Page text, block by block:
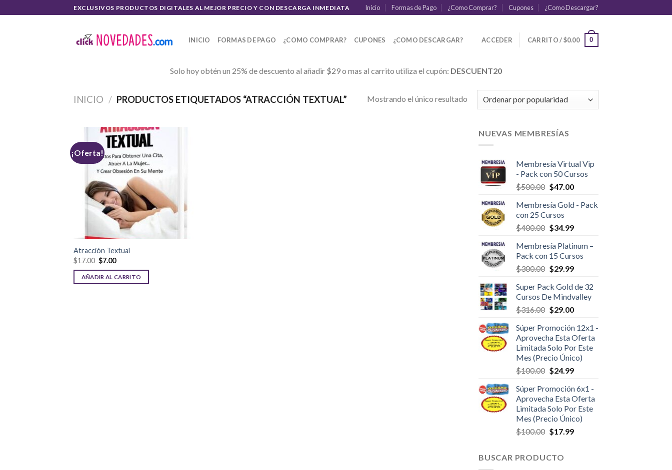
to
EXCLUSIVOS PRODUCTOS DIGITALES AL MEJOR PRECIO Y CON DESCARGA INMEDIATA Inicio Formas de Pago ¿Como Comprar? Cupones ¿Como Descargar?
INICIO FORMAS DE PAGO ¿COMO COMPRAR? CUPONES ¿COMO DESCARGAR? ACCEDER CARRITO /$0.00 0
Solo hoy obtén un 25% de descuento al añadir $29 o mas al carrito utiliza el cupón: DESCUENT20
INICIO / PRODUCTOS ETIQUETADOS “ATRACCIÓN TEXTUAL” Mostrando el único resultado
¡Oferta!
Atracción Textual
$17.00 $7.00
AÑADIR AL CARRITO
NUEVAS MEMBRESÍAS
Membresía Virtual Vip
- Pack con 50 Cursos
$500.00 $47.00
Membresía Gold - Pack
con 25 Cursos
$400.00 $34.99
Membresía Platinum –
Pack con 15 Cursos
$300.00 $29.99
Super Pack Gold de 32
Cursos De Mindvalley
$316.00 $29.00
Súper Promoción 12x1 -
Aprovecha Esta Oferta
Limitada Solo Por Este
Mes (Precio Único)
$100.00 $24.99
Súper Promoción 6x1 -
Aprovecha Esta Oferta
Limitada Solo Por Este
Mes (Precio Único)
$100.00 $17.99
BUSCAR PRODUCTO